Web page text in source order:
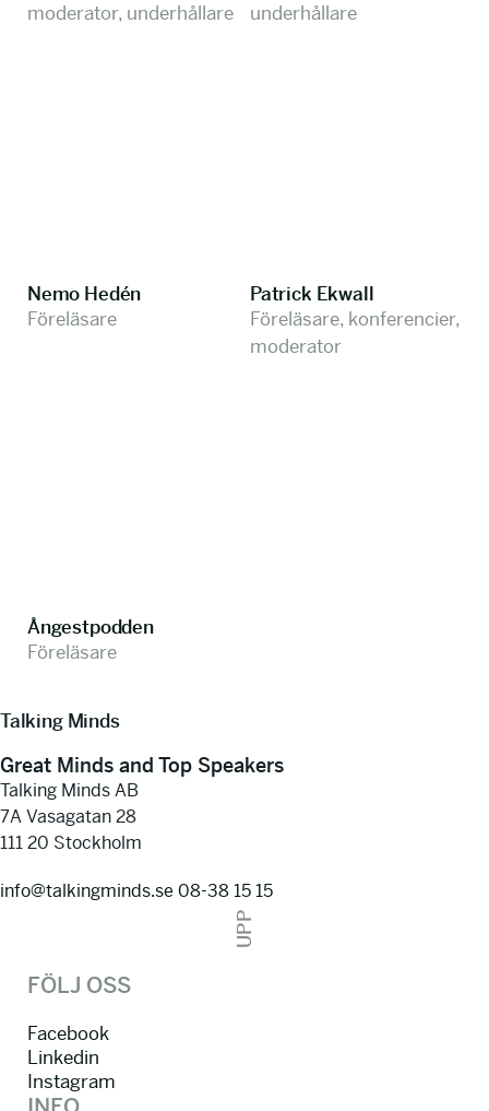
moderator, underhållare
underhållare
Nemo Hedén
Föreläsare
Patrick Ekwall
Föreläsare, konferencier,
moderator
Ångestpodden
Föreläsare
Talking Minds
Great Minds and Top Speakers
Talking Minds AB
7A Vasagatan 28
111 20 Stockholm
info@talkingminds.se 08-38 15 15
UPP
FÖLJ OSS
Facebook
Linkedin
Instagram